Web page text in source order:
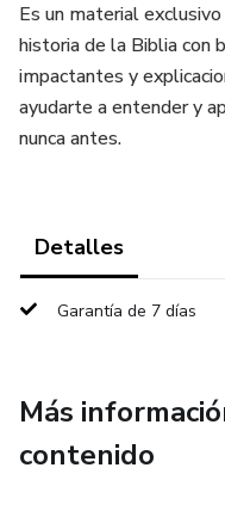
Es un material
historia de la Biblia con
impactantes y
ayudarte a entender y
nunca antes.
Detalles
Garantía de 7 días
Más
contenido